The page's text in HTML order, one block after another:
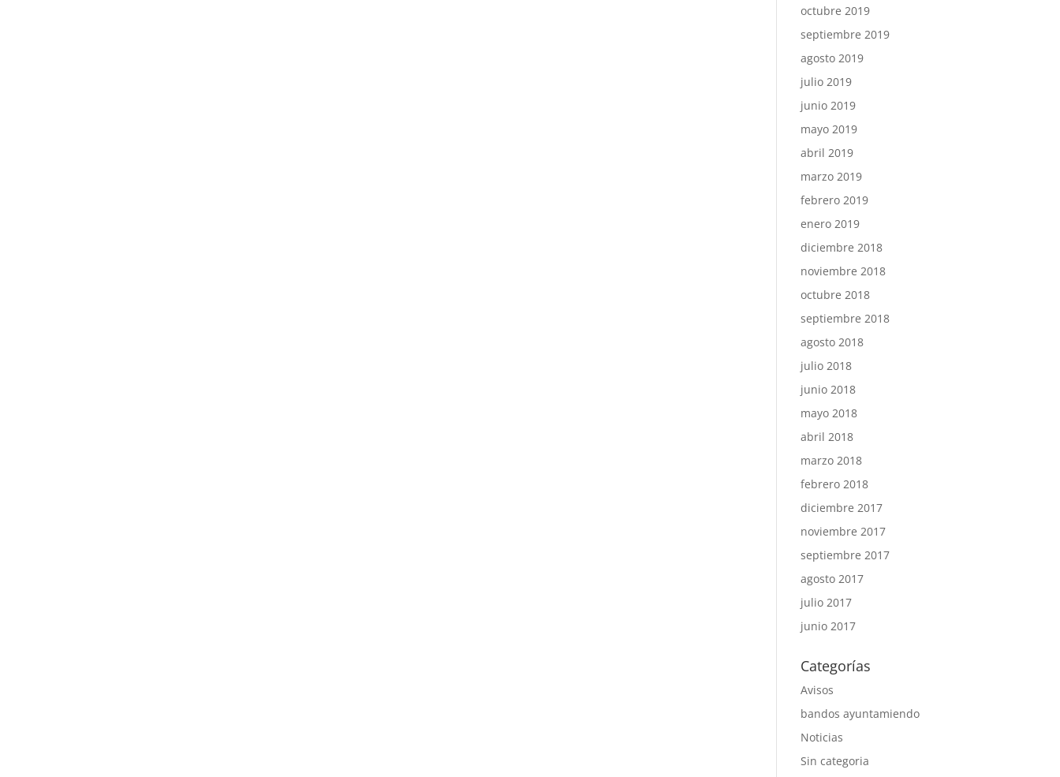
octubre 2019
septiembre 2019
agosto 2019
julio 2019
junio 2019
mayo 2019
abril 2019
marzo 2019
febrero 2019
enero 2019
diciembre 2018
noviembre 2018
octubre 2018
septiembre 2018
agosto 2018
julio 2018
junio 2018
mayo 2018
abril 2018
marzo 2018
febrero 2018
diciembre 2017
noviembre 2017
septiembre 2017
agosto 2017
julio 2017
junio 2017
Categorías
Avisos
bandos ayuntamiendo
Noticias
Sin categoria